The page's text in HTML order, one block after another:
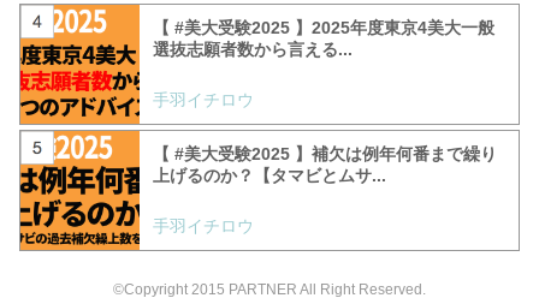
【 #美大受験2025 】2025年度東京4美大一般
選抜志願者数から言える...
手羽イチロウ
【 #美大受験2025 】補欠は例年何番まで繰り
上げるのか？【タマビとムサ...
手羽イチロウ
©Copyright 2015 PARTNER All Right Reserved.